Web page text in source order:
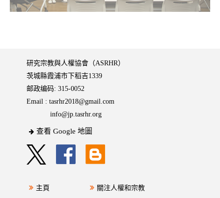
研究宗教與人權協會（ASRHR）
茨城縣霞浦市下稻吉1339
邮政编码: 315-0052
Email : tasrhr2018@gmail.com
info@jp.tasrhr.org
查看 Google 地圖
主頁 關注人權和宗教